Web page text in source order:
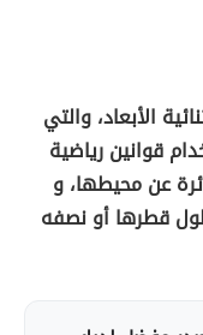
الأبعاد، والتي
قوانين رياضية
عن محيطها، و
قطرها أو نصفه